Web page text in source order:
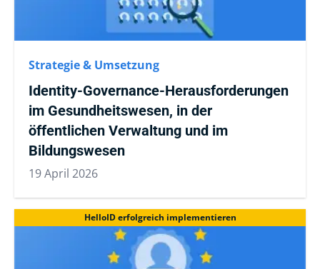
Strategie & Umsetzung
Identity-Governance-Herausforderungen
im Gesundheitswesen, in der
öffentlichen Verwaltung und im
Bildungswesen
19 April 2026
HelloID erfolgreich implementieren